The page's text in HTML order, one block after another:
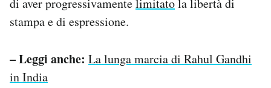
stampa e di espressione.
– Leggi anche: La lunga marcia di Rahul Gandhi
in India